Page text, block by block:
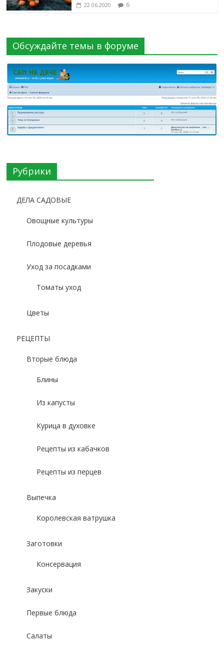
22.06.2020 6
Обсуждайте темы в форуме
Рубрики
ДЕЛА САДОВЫЕ
Овощные культуры
Плодовые деревья
Уход за посадками
Томаты уход
Цветы
РЕЦЕПТЫ
Вторые блюда
Блины
Из капусты
Курица в духовке
Рецепты из кабачков
Рецепты из перцев
Выпечка
Королевская ватрушка
Заготовки
Консервация
Закуски
Первые блюда
Салаты